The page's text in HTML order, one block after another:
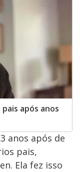
após anos
anos após de
pais,
Ela fez isso